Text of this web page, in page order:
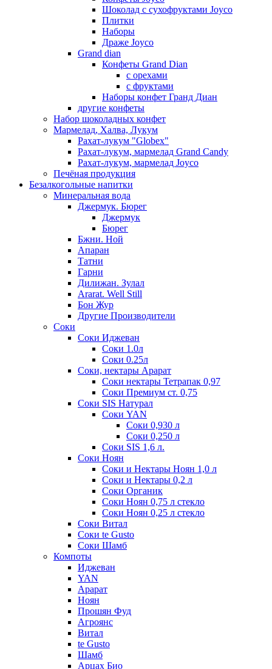
Шоколад с сухофруктами Joyco
Плитки
Наборы
Драже Joyco
Grand dian
Конфеты Grand Dian
с орехами
с фруктами
Наборы конфет Гранд Диан
другие конфеты
Набор шоколадных конфет
Мармелад, Халва, Лукум
Рахат-лукум "Globex"
Рахат-лукум, мармелад Grand Candy
Рахат-лукум, мармелад Joyco
Печёная продукция
Безалкогольные напитки
Минеральная вода
Джермук. Бюрег
Джермук
Бюрег
Бжни. Ной
Апаран
Татни
Гарни
Дилижан. Зулал
Ararat. Well Still
Бон Жур
Другие Производители
Соки
Соки Иджеван
Соки 1.0л
Соки 0.25л
Соки, нектары Арарат
Соки нектары Тетрапак 0,97
Соки Премиум ст. 0,75
Соки SIS Натурал
Соки YAN
Соки 0,930 л
Соки 0,250 л
Соки SIS 1,6 л.
Соки Ноян
Соки и Нектары Ноян 1,0 л
Соки и Нектары 0,2 л
Соки Органик
Соки Ноян 0,75 л стекло
Соки Ноян 0,25 л стекло
Соки Витал
Соки te Gusto
Соки Шамб
Компоты
Иджеван
YAN
Арарат
Ноян
Прошян Фуд
Агроянс
Витал
te Gusto
Шамб
Арцах Био